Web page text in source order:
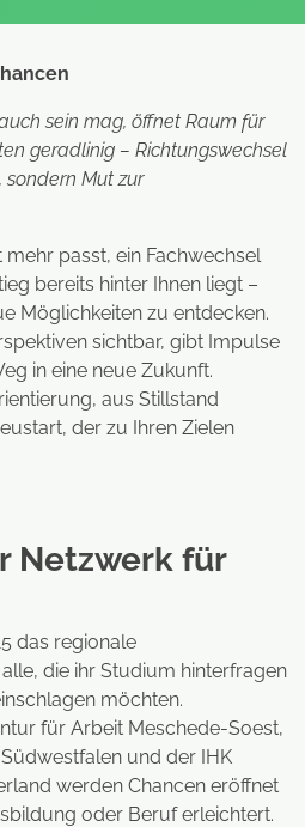
sein mag, öffnet Raum für
geradlinig – Richtungswechsel
sondern Mut zur
passt, ein Fachwechsel
bereits hinter Ihnen liegt –
Möglichkeiten zu entdecken.
sichtbar, gibt Impulse
in eine neue Zukunft.
aus Stillstand
der zu Ihren Zielen
Netzwerk für
das regionale
die ihr Studium hinterfragen
möchten.
für Arbeit Meschede-Soest,
und der IHK
werden Chancen eröffnet
oder Beruf erleichtert.